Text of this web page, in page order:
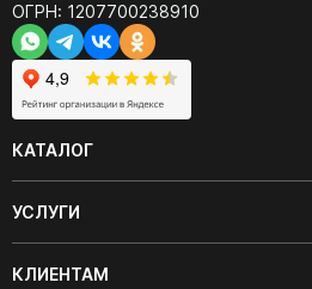
ОГРН: 1207700238910
КАТАЛОГ
УСЛУГИ
КЛИЕНТАМ